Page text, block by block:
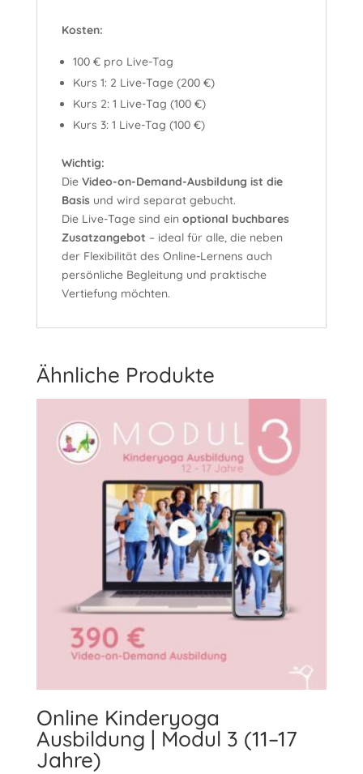
Kosten:
100 € pro Live-Tag
Kurs 1: 2 Live-Tage (200 €)
Kurs 2: 1 Live-Tag (100 €)
Kurs 3: 1 Live-Tag (100 €)
Wichtig:
Die Video-on-Demand-Ausbildung ist die
Basisund wird separat gebucht.
Die Live-Tage sind ein optional buchbares
Zusatzangebot – ideal für alle, die neben
der Flexibilität des Online-Lernens auch
persönliche Begleitung und praktische
Vertiefung möchten.
Ähnliche Produkte
Online Kinderyoga
Ausbildung | Modul 3 (11–17
Jahre)